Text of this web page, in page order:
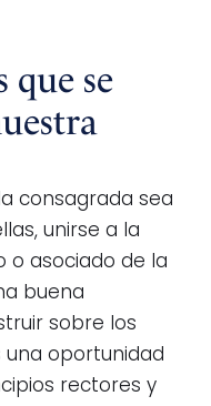
que se
consagrada sea
unirse a la
o asociado de la
buena
sobre los
una oportunidad
rectores y